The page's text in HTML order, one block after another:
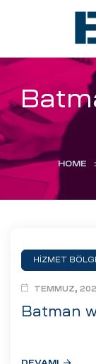
HOME :
HİZMET
Batman
TEMMUZ,